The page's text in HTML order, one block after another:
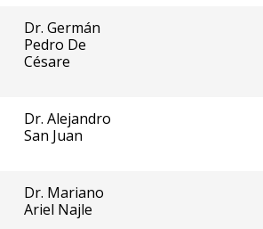
Dr. Germán
Pedro De
Césare
Dr. Alejandro
San Juan
Dr. Mariano
Ariel Najle